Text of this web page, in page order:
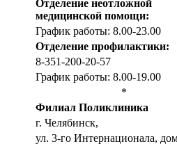
Отделение неотложной
медицинской помощи:
График работы: 8.00-23.00
Отделение профилактики:
8-351-200-20-57
График работы: 8.00-19.00
*
Филиал Поликлиника
г. Челябинск,
ул. 3-го Интернационала,